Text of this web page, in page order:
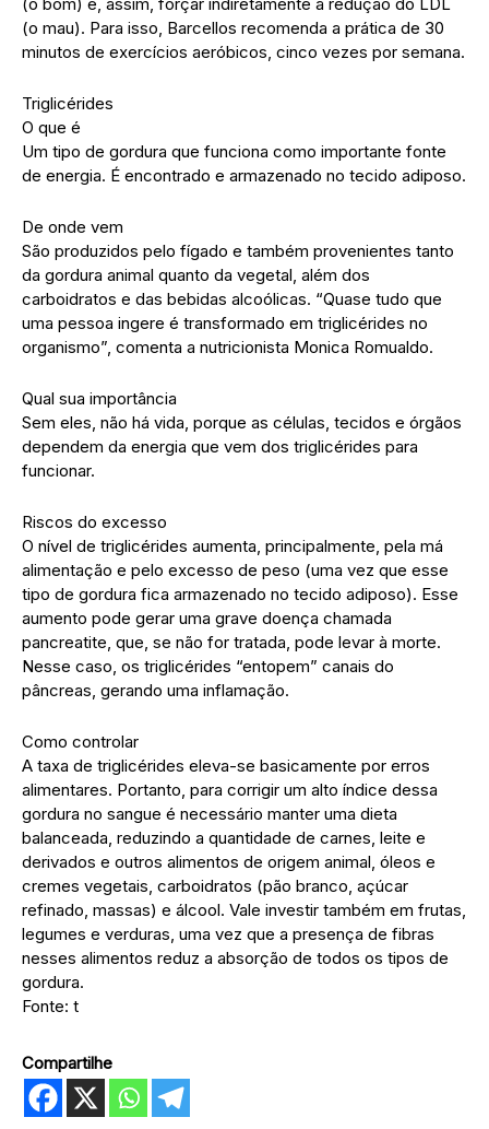
(o mau). Para isso, Barcellos recomenda a prática de 30
minutos de exercícios aeróbicos, cinco vezes por semana.
Triglicérides
O que é
Um tipo de gordura que funciona como importante fonte
de energia. É encontrado e armazenado no tecido adiposo.
De onde vem
São produzidos pelo fígado e também provenientes tanto
da gordura animal quanto da vegetal, além dos
carboidratos e das bebidas alcoólicas. “Quase tudo que
uma pessoa ingere é transformado em triglicérides no
organismo”, comenta a nutricionista Monica Romualdo.
Qual sua importância
Sem eles, não há vida, porque as células, tecidos e órgãos
dependem da energia que vem dos triglicérides para
funcionar.
Riscos do excesso
O nível de triglicérides aumenta, principalmente, pela má
alimentação e pelo excesso de peso (uma vez que esse
tipo de gordura fica armazenado no tecido adiposo). Esse
aumento pode gerar uma grave doença chamada
pancreatite, que, se não for tratada, pode levar à morte.
Nesse caso, os triglicérides “entopem” canais do
pâncreas, gerando uma inflamação.
Como controlar
A taxa de triglicérides eleva-se basicamente por erros
alimentares. Portanto, para corrigir um alto índice dessa
gordura no sangue é necessário manter uma dieta
balanceada, reduzindo a quantidade de carnes, leite e
derivados e outros alimentos de origem animal, óleos e
cremes vegetais, carboidratos (pão branco, açúcar
refinado, massas) e álcool. Vale investir também em frutas,
legumes e verduras, uma vez que a presença de fibras
nesses alimentos reduz a absorção de todos os tipos de
gordura.
Fonte: t
Compartilhe